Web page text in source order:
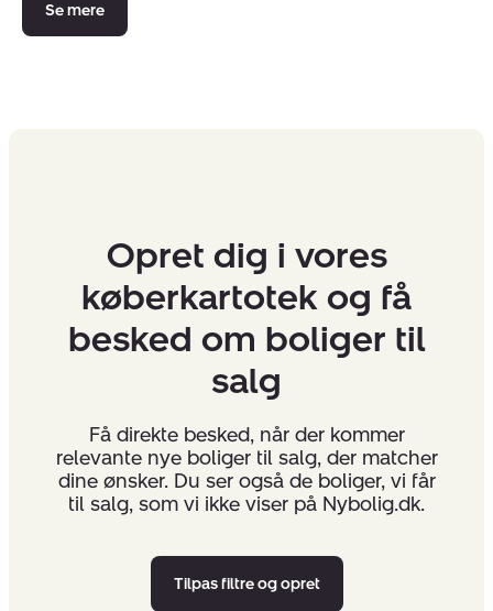
Se mere
Opret dig i vores
køberkartotek og få
besked om boliger til
salg
Få direkte besked, når der kommer
relevante nye boliger til salg, der matcher
dine ønsker. Du ser også de boliger, vi får
til salg, som vi ikke viser på Nybolig.dk.
Tilpas filtre og opret